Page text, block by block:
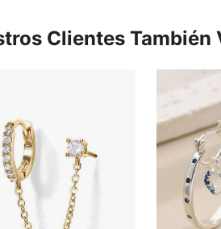
Clientes También